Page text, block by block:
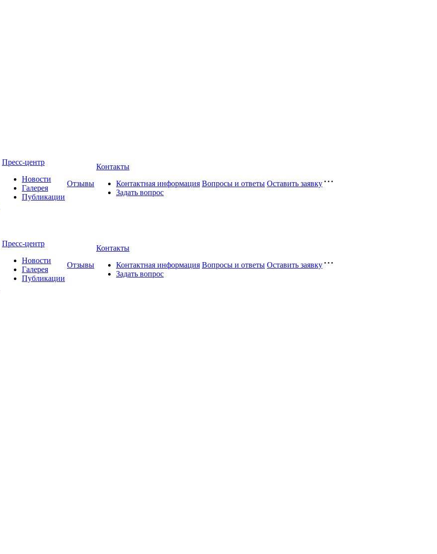
Пресс-центр
Новости
Галерея
Публикации
Отзывы
Контакты
Контактная информация
Задать вопрос
Вопросы и ответы Оставить заявку
Пресс-центр
Новости
Галерея
Публикации
Отзывы
Контакты
Контактная информация
Задать вопрос
Вопросы и ответы Оставить заявку